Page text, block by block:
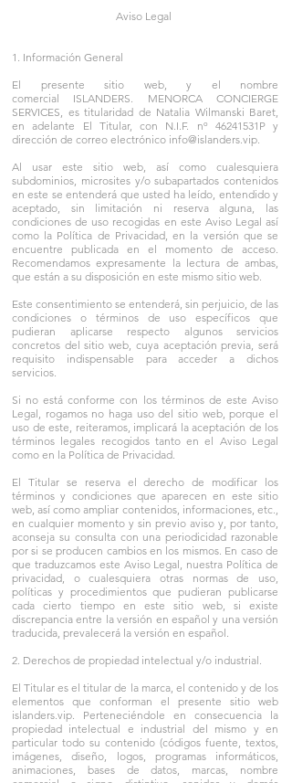
Aviso Legal
1. Información General
El presente sitio web, y el nombre
comercial ISLANDERS. MENORCA CONCIERGE
SERVICES, es titularidad de Natalia Wilmanski Baret,
en adelante El Titular, con N.I.F. nº 46241531P y
dirección de correo electrónico info@islanders.vip.
Al usar este sitio web, así como cualesquiera
subdominios, microsites y/o subapartados contenidos
en este se entenderá que usted ha leído, entendido y
aceptado, sin limitación ni reserva alguna, las
condiciones de uso recogidas en este Aviso Legal así
como la Política de Privacidad, en la versión que se
encuentre publicada en el momento de acceso.
Recomendamos expresamente la lectura de ambas,
que están a su disposición en este mismo sitio web.
Este consentimiento se entenderá, sin perjuicio, de las
condiciones o términos de uso específicos que
pudieran aplicarse respecto algunos servicios
concretos del sitio web, cuya aceptación previa, será
requisito indispensable para acceder a dichos
servicios.
Si no está conforme con los términos de este Aviso
Legal, rogamos no haga uso del sitio web, porque el
uso de este, reiteramos, implicará la aceptación de los
términos legales recogidos tanto en el Aviso Legal
como en la Política de Privacidad.
El Titular se reserva el derecho de modificar los
términos y condiciones que aparecen en este sitio
web, así como ampliar contenidos, informaciones, etc.,
en cualquier momento y sin previo aviso y, por tanto,
aconseja su consulta con una periodicidad razonable
por si se producen cambios en los mismos. En caso de
que traduzcamos este Aviso Legal, nuestra Política de
privacidad, o cualesquiera otras normas de uso,
políticas y procedimientos que pudieran publicarse
cada cierto tiempo en este sitio web, si existe
discrepancia entre la versión en español y una versión
traducida, prevalecerá la versión en español.
2. Derechos de propiedad intelectual y/o industrial.
El Titular es el titular de la marca, el contenido y de los
elementos que conforman el presente sitio web
islanders.vip. Perteneciéndole en consecuencia la
propiedad intelectual e industrial del mismo y en
particular todo su contenido (códigos fuente, textos,
imágenes, diseño, logos, programas informáticos,
animaciones, bases de datos, marcas, nombre